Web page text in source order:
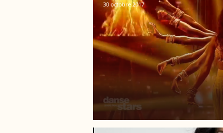
30 octobre 2017